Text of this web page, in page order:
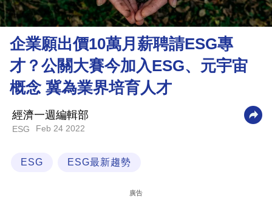
市
理
財
商
業
科
技
場
企業願出價10萬月薪聘請ESG專
才？公關大賽今加入ESG、元宇宙
概念 冀為業界培育人才
經濟一週編輯部
ESG Feb 24 2022
ESG ESG最新趨勢
廣告